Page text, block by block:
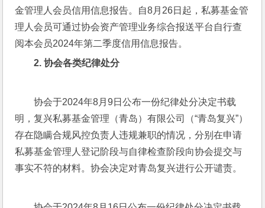
金管理人会员信用信息报告。自8月26日起，私募基金管
理人会员可通过协会资产管理业务综合报送平台自行查
阅本会员2024年第二季度信用信息报告。
2. 协会各类纪律处分
协会于2024年8月9日公布一份纪律处分决定书载
明，复兴私募基金管理（青岛）有限公司（“青岛复兴”）
存在隐瞒合规风控负责人违规兼职的情况，分别在申请
私募基金管理人登记阶段与自律检查阶段向协会提交与
事实不符的材料。协会决定对青岛复兴进行公开谴责。